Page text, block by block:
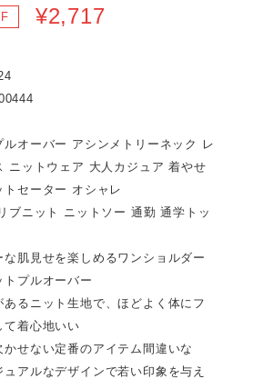
¥2,717
ルオーバー アシンメトリーネック レ
ニットウェア 大人カジュア 着やせ
トセーター オシャレ
ブニット ニットソー 通勤 通学トッ
な肌見せを楽しめるワンショルダー
トプルオーバー
あるニット生地で、ほどよく体にフ
て着心地いい
かせない定番のアイテム間違いな
ュアルなデザインで若い印象を与え